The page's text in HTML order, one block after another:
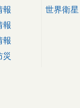
報
報
報
災
世界衛星